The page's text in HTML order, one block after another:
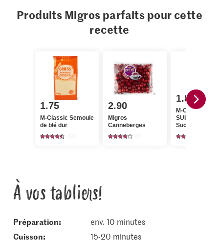
Produits Migros parfaits pour cette
recette
1.75
M-Classic Semoule
de blé dur
2.90
Migros
Canneberges
1.80
M-Classic IP-
SUISSE Cristal
Sucre fin
À vos tabliers!
Préparation:
env. 10 minutes
cuisson:
15-20 minutes